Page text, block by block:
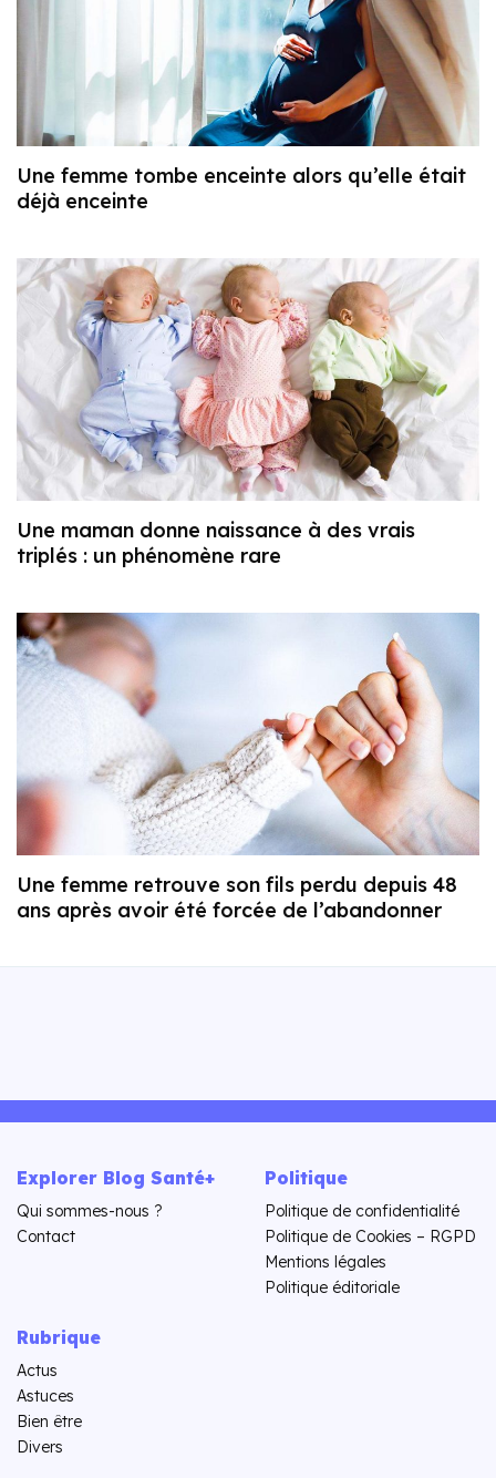
Une femme tombe enceinte alors qu’elle était
déjà enceinte
Une maman donne naissance à des vrais
triplés : un phénomène rare
Une femme retrouve son fils perdu depuis 48
ans après avoir été forcée de l’abandonner
Explorer Blog Santé+
Qui sommes-nous ?
Contact
Politique
Politique de confidentialité
Politique de Cookies – RGPD
Mentions légales
Politique éditoriale
Rubrique
Actus
Astuces
Bien être
Divers